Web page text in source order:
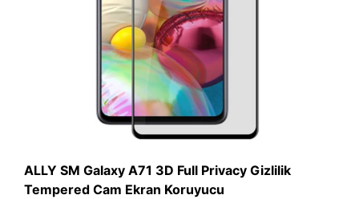
ALLY SM Galaxy A71 3D Full Privacy Gizlilik
Tempered Cam Ekran Koruyucu